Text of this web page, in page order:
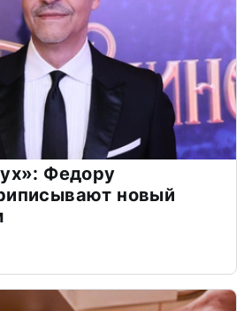
Федору
новый